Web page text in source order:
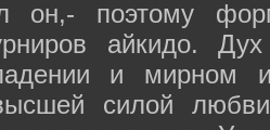
он,- поэтому
айкидо.
и мирном
силой